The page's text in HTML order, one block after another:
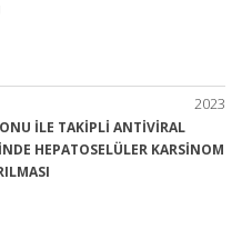
2023
İLE TAKİPLİ ANTİVİRAL
HEPATOSELÜLER KARSİNOM